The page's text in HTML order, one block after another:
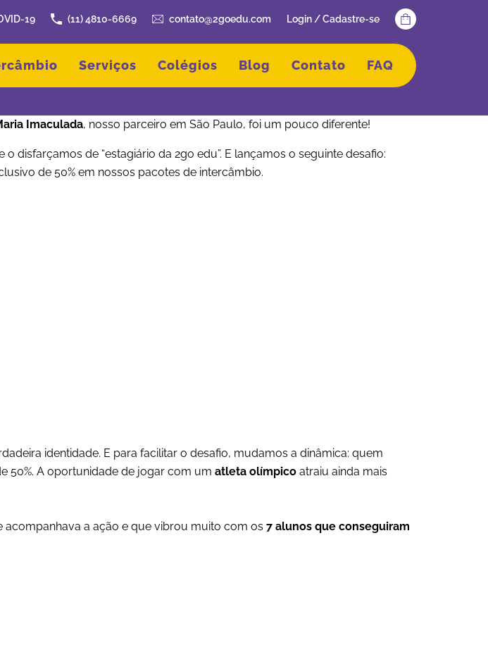
19 (11) 4810-6669 contato@2goedu.com Login / Cadastre-se
Serviços Colégios Blog Contato FAQ
Imaculada, nosso parceiro em São Paulo, foi um pouco diferente!
o disfarçamos de “estagiário da 2go edu”. E lançamos o seguinte desafio:
de 50% em nossos pacotes de intercâmbio.
identidade. E para facilitar o desafio, mudamos a dinâmica: quem
50%. A oportunidade de jogar com um atleta olímpico atraiu ainda mais
a ação e que vibrou muito com os 7 alunos que conseguiram